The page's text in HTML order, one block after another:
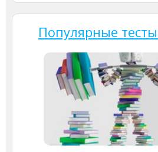
Популярные